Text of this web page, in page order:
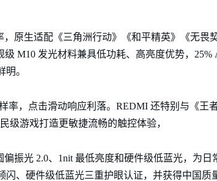
原生适配《三角洲行动》《和平精英》《无畏
M10 发光材料兼具低功耗、高亮度优势，25%
。
率，点击滑动响应利落。REDMI 还特别与《王
级游戏打造更敏捷流畅的触控体验，
振光 2.0、1nit 最低亮度和硬件级低蓝光，为日
、硬件级低蓝光三重护眼认证，并获得中国质